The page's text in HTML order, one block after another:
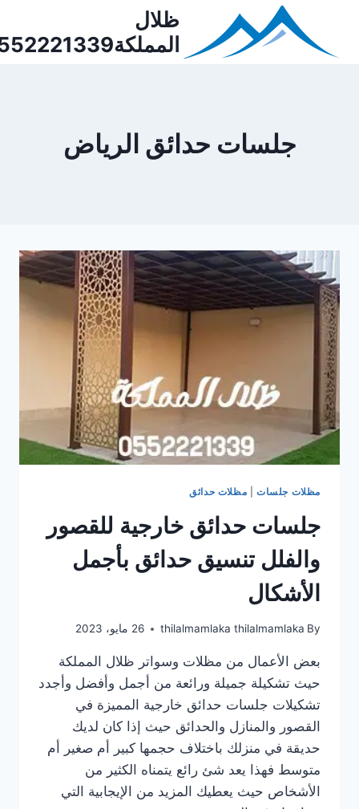
content
ظلال
المملكة0552221339
جلسات حدائق الرياض
مظلات جلسات| مظلات حدائق
جلسات حدائق خارجية للقصور
والفلل تنسيق حدائق بأجمل
الأشكال
By
thilalmamlaka thilalmamlaka 26 مايو، 2023
بعض الأعمال من مظلات وسواتر ظلال المملكة
حيث تشكيلة جميلة ورائعة من أجمل وأفضل وأجدد
تشكيلات جلسات حدائق خارجية المميزة في
القصور والمنازل والحدائق حيث إذا كان لديك
حديقة في منزلك باختلاف حجمها كبير أم صغير أم
متوسط فهذا يعد شئ رائع يتمناه الكثير من
الأشخاص حيث يعطيك المزيد من الإيجابية التي